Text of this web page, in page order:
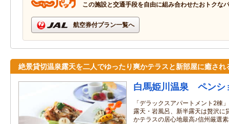
この施設と交通手段を自由に組み合わせたおトクな
航空券付プラン一覧へ
絶景貸切温泉露天を二人でゆったり爽かテラスと新部屋に癒され
白馬姫川温泉 ペンシ
「デラックスアパートメント2棟
露天・岩風呂、新半露天は贅沢に
かテラスの居心地最高♪信州厳選